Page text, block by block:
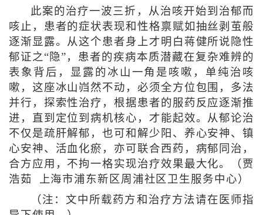
此案的治疗一波三折，从治咳开始到治郁而
咳止，患者的症状表现和性格禀赋如抽丝剥茧般
逐渐显露。从这个患者身上才明白蒋健所说隐性
郁证之“隐”，患者的疾病本质潜藏在复杂难辨的
表象背后，显露的冰山一角是咳嗽，单纯治咳
嗽，这座冰山岿然不动，必须全方位包围，多法
并行，探索性治疗，根据患者的服药反应逐渐推
进，直到定位到病机核心，才能起效。从郁论治
不仅是疏肝解郁，也可和解少阳、养心安神、镇
心安神、活血化瘀，亦可联合西药，病郁同治，
合方应用，不拘一格实现治疗效果最大化。（贾
浩茹 上海市浦东新区周浦社区卫生服务中心）
（注：文中所载药方和治疗方法请在医师指